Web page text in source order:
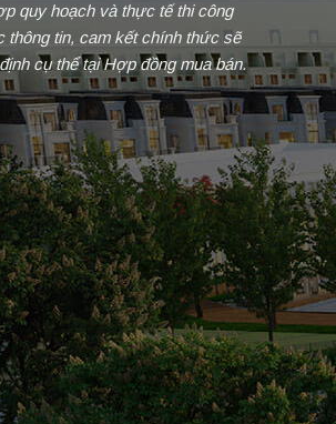
quy hoạch và thực tế thi công
thông tin, cam kết chính thức sẽ
cụ thể tại Hợp đồng mua bán.